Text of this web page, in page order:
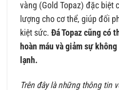
vàng (Gold Topaz) đặc biệt
lượng cho cơ thể, giúp đối
kiệt sức. Đá Topaz cũng có
hoàn máu và giảm sự
lạnh.
Trên đây là những thông tin